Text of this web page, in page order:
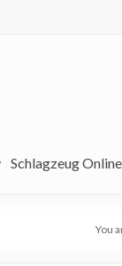
Schlagzeug
You